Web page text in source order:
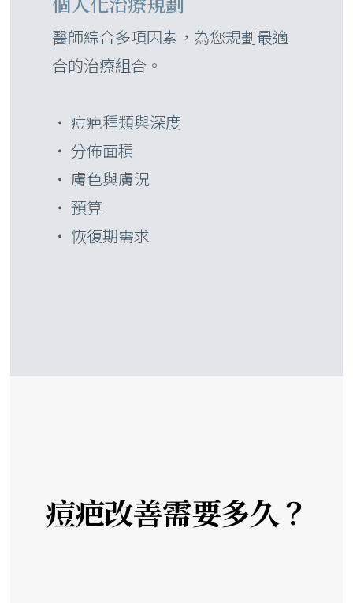
醫師綜合多項因素，為您規劃最適
合的治療組合。
・ 痘疤種類與深度
・ 分佈面積
・ 膚色與膚況
・ 預算
・ 恢復期需求
痘疤改善需要多久？